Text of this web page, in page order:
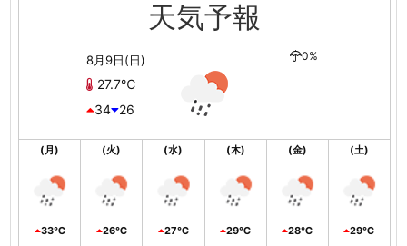
天気予報
8月9日(日)
27.7℃
34 26
0%
(月)
33℃
(火)
26℃
(水)
27℃
(木)
29℃
(金)
28℃
(土)
29℃